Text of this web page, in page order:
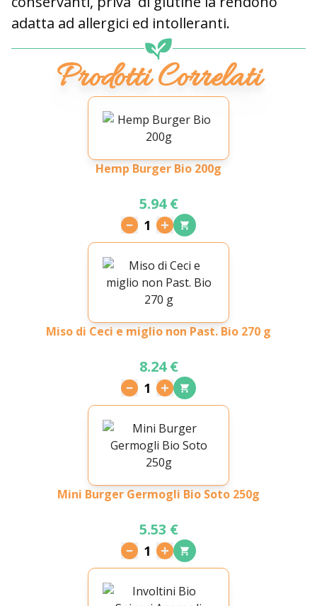
adatta ad allergici ed intolleranti.
Prodotti Correlati
Hemp Burger Bio 200g
5.94 €
1
Miso di Ceci e miglio non Past. Bio 270 g
8.24 €
1
Mini Burger Germogli Bio Soto 250g
5.53 €
1